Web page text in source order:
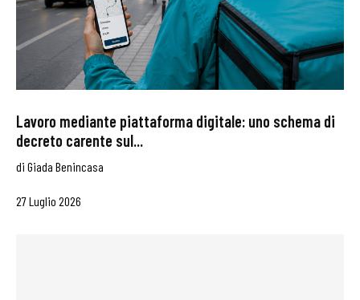
Lavoro mediante piattaforma digitale: uno schema di
decreto carente sul...
di Giada Benincasa
27 Luglio 2026